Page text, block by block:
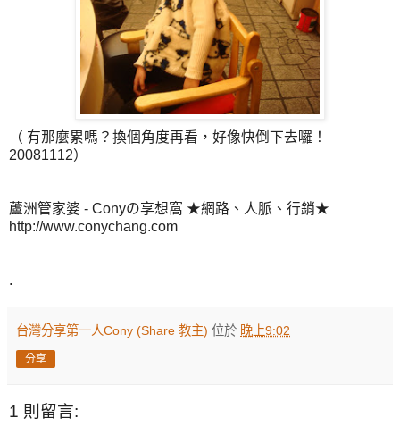
（ 有那麼累嗎？換個角度再看，好像快倒下去囉！
20081112）
蘆洲管家婆 - Conyの享想窩 ★網路、人脈、行銷★
http://www.conychang.com
.
台灣分享第一人Cony (Share 教主) 位於 晚上9:02
分享
1 則留言: